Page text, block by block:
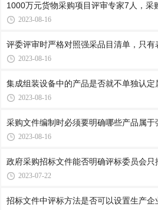
1000万元货物采购项目评审专家7人，采
2023-08-16
评委评审时严格对照强采品目清单，只
2023-08-16
集成组装设备中的产品是否就不单独认
2023-08-16
采购文件编制时必须要明确哪些产品属
2023-08-16
政府采购招标文件能否明确评标委员会只
2023-07-22
招标文件中评标方法是否可以设置生产